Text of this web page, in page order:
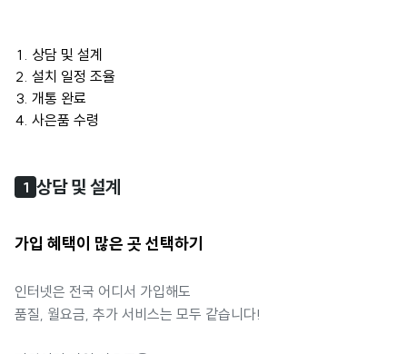
상담 및 설계
설치 일정 조율
개통 완료
사은품 수령
1 상담 및 설계
가입 혜택이 많은 곳 선택하기
인터넷은 전국 어디서 가입해도
품질, 월요금, 추가 서비스는 모두 같습니다!